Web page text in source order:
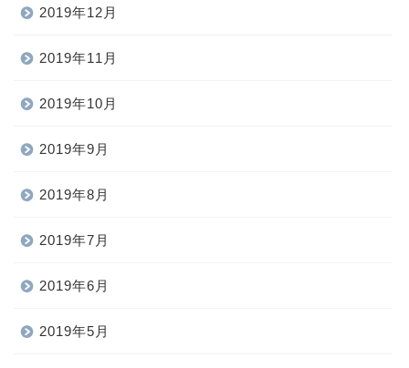
2019年12月
2019年11月
2019年10月
2019年9月
2019年8月
2019年7月
2019年6月
2019年5月